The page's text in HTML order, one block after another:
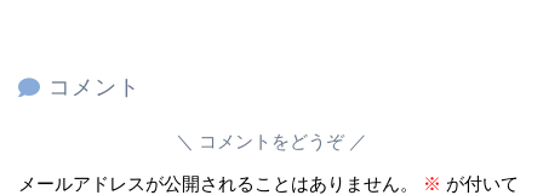
コメント
コメントをどうぞ
メールアドレスが公開されることはありません。 ※ が付いて